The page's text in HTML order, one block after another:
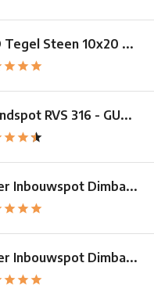
Tegel Steen 10x20 ...
RVS 316 - GU...
Inbouwspot Dimba...
Inbouwspot Dimba...